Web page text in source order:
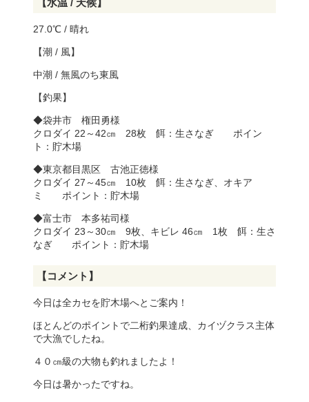
27.0℃ / 晴れ
【潮 / 風】
中潮 / 無風のち東風
【釣果】
◆袋井市 権田勇様
クロダイ 22～42㎝ 28枚 餌：生さなぎ ポイン
ト：貯木場
◆東京都目黒区 古池正徳様
クロダイ 27～45㎝ 10枚 餌：生さなぎ、オキア
ミ ポイント：貯木場
◆富士市 本多祐司様
クロダイ 23～30㎝ 9枚、キビレ 46㎝ 1枚 餌：生さ
なぎ ポイント：貯木場
【コメント】
今日は全カセを貯木場へとご案内！
ほとんどのポイントで二桁釣果達成、カイヅクラス主体
で大漁でしたね。
４０㎝級の大物も釣れましたよ！
今日は暑かったですね。